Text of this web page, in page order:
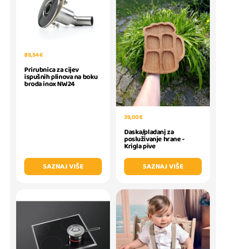
89,54 €
Prirubnica za cijev
ispušnih plinova na boku
broda inox NW24
SAZNAJ VIŠE
39,00 €
Daska/pladanj za
posluživanje hrane -
Krigla pive
SAZNAJ VIŠE